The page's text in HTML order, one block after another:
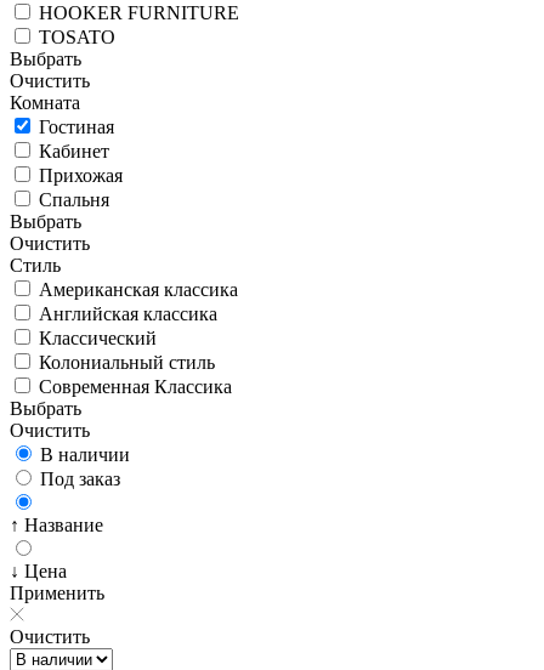
HOOKER FURNITURE
TOSATO
Выбрать
Очистить
Комната
Гостиная
Кабинет
Прихожая
Спальня
Выбрать
Очистить
Стиль
Американская классика
Английская классика
Классический
Колониальный стиль
Современная Классика
Выбрать
Очистить
В наличии
Под заказ
↑ Название
↓ Цена
Применить
Очистить